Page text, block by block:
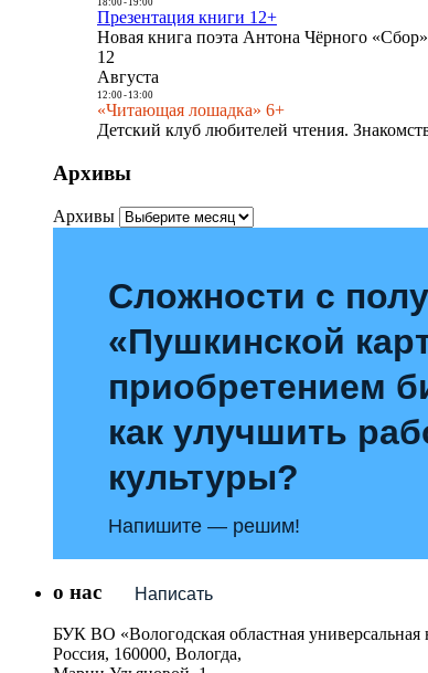
Презентация книги 12+
Новая книга поэта Антона Чёрного
12
Августа
12:00- 13:00
«Читающая лошадка» 6+
Детский клуб любителей чтения.
Архивы
Архивы
Сложности с
«Пушкинской
приобретением
как улучшить
культуры?
Напишите — решим!
Написать
о нас
БУК ВО «Вологодская областная универсальная
Россия, 160000, Вологда,